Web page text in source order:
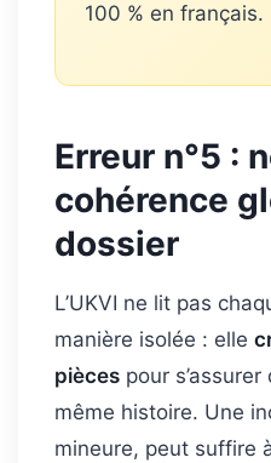
100 % en français.
Erreur n°5 :
cohérence
dossier
L’UKVI ne lit pas
manière isolée : elle
pièces pour
même histoire. Une
mineure, peut suffire